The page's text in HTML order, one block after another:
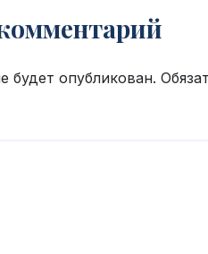
будет опубликован.